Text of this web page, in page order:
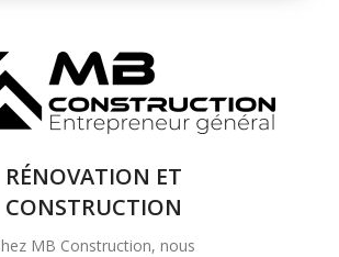
DE
RÉNOVATION ET
CONSTRUCTION
MB Construction, nous